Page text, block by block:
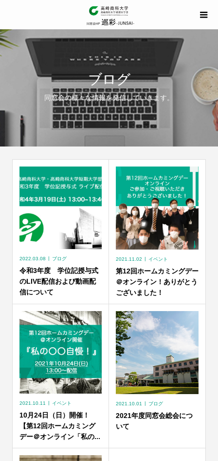
ブログ
同窓会の様々な情報を発信していきます。
2022.03.08 ブログ
令和3年度 学位記授与式
のLIVE配信および動画配
信について
2021.11.02 イベント
第12回ホームカミングデー
＠オンライン！ありがとう
ございました！
2021.10.11 イベント
10月24日（日）開催！
【第12回ホームカミング
デー＠オンライン「私の...
2021.10.01 ブログ
2021年度同窓会総会につ
いて